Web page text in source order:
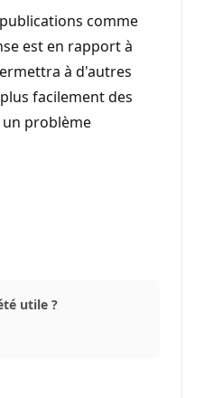
comme
est en rapport à
à d'autres
facilement des
un problème
utile ?